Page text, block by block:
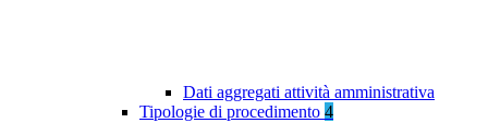
Dati aggregati attività amministrativa
Tipologie di procedimento 4